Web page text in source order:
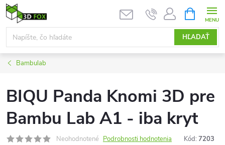
Prejsť
na
obsah
HĽADAŤ
KOŠÍK
Bambulab
BIQU Panda Knomi 3D pre
Bambu Lab A1 - iba kryt
Neohodnotené Podrobnosti hodnotenia Kód: 7203